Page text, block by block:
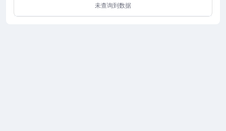
未查询到数据